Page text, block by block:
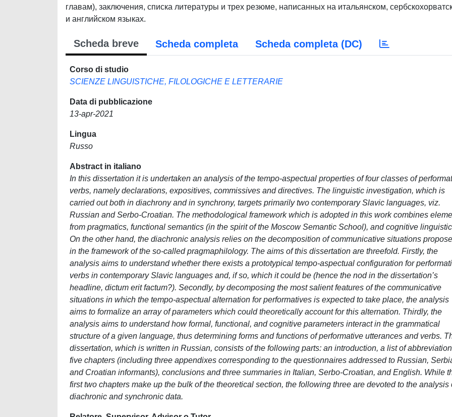
главам), заключения, списка литературы и трех резюме, написанных на итальянском,
и английском языках.
Scheda breve Scheda completa Scheda completa (DC)
Corso di studio
SCIENZE LINGUISTICHE, FILOLOGICHE E LETTERARIE
Data di pubblicazione
13-apr-2021
Lingua
Russo
Abstract in italiano
In this dissertation it is undertaken an analysis of the tempo-aspectual properties of four classes of
verbs, namely declarations, expositives, commissives and directives. The linguistic investigation, which is
carried out both in diachrony and in synchrony, targets primarily two contemporary Slavic languages, viz.
Russian and Serbo-Croatian. The methodological framework which is adopted in this work combines
from pragmatics, functional semantics (in the spirit of the Moscow Semantic School), and cognitive
On the other hand, the diachronic analysis relies on the decomposition of communicative situations
in the framework of the so-called pragmaphilology. The aims of this dissertation are threefold. Firstly, the
analysis aims to understand whether there exists a prototypical tempo-aspectual configuration for
verbs in contemporary Slavic languages and, if so, which it could be (hence the nod in the dissertation’s
headline, dictum erit factum?). Secondly, by decomposing the most salient features of the communicative
situations in which the tempo-aspectual alternation for performatives is expected to take place, the analysis
aims to formalize an array of parameters which could theoretically account for this alternation. Thirdly, the
analysis aims to understand how formal, functional, and cognitive parameters interact in the grammatical
structure of a given language, thus determining forms and functions of performative utterances and verbs.
dissertation, which is written in Russian, consists of the following parts: an introduction, a list of
five chapters (including three appendixes corresponding to the questionnaires addressed to Russian,
and Croatian informants), conclusions and three summaries in Italian, Serbo-Croatian, and English. While
first two chapters make up the bulk of the theoretical section, the following three are devoted to the analysis
diachronic and synchronic data.